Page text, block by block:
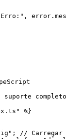
%}
// Carregar